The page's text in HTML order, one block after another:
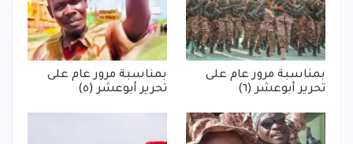
بمناسبة مرور عام على
تحرير أبوعشر (٦)
بمناسبة مرور عام على
تحرير أبوعشر (٥)